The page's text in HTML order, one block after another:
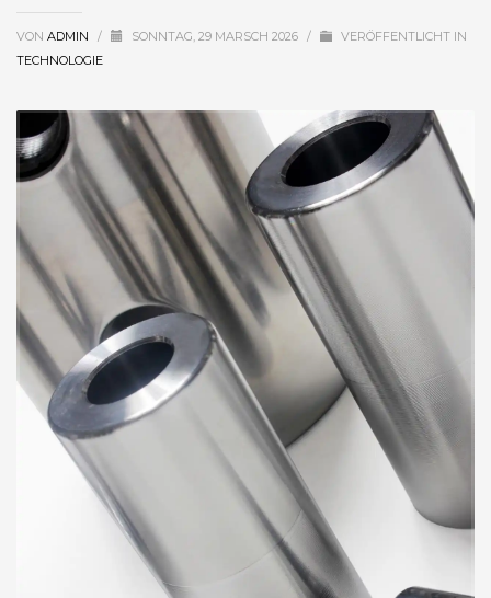
VON ADMIN / SONNTAG, 29 MARSCH 2026 /
VERÖFFENTLICHT IN
TECHNOLOGIE